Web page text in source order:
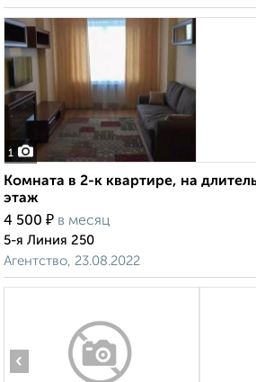
1
Комната в 2-к квартире, на
этаж
4 500 ₽ в месяц
5-я Линия 250
Агентство, 23.08.2022
‹